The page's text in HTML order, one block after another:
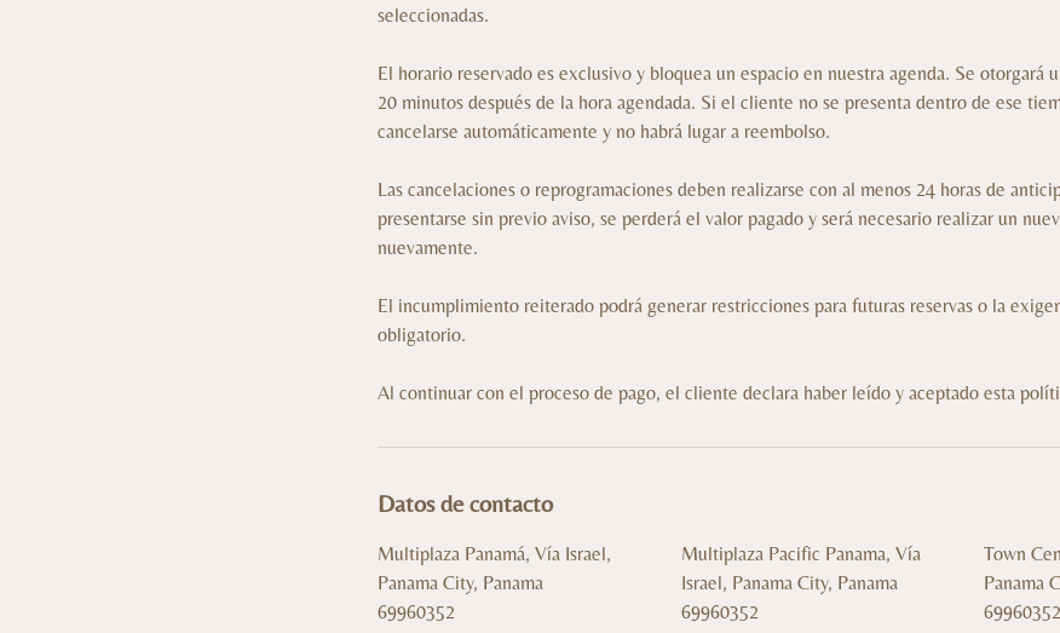
seleccionadas.
El horario reservado es exclusivo y bloquea un espacio en nuestra agenda. Se otorgará
20 minutos después de la hora agendada. Si el cliente no se presenta dentro de ese
cancelarse automáticamente y no habrá lugar a reembolso.
Las cancelaciones o reprogramaciones deben realizarse con al menos 24 horas de
presentarse sin previo aviso, se perderá el valor pagado y será necesario realizar un
nuevamente.
El incumplimiento reiterado podrá generar restricciones para futuras reservas o la
obligatorio.
Al continuar con el proceso de pago, el cliente declara haber leído y aceptado esta
Datos de contacto
Multiplaza Panamá, Vía Israel,
Panama City, Panama
69960352
Multiplaza Pacific Panama, Vía
Israel, Panama City, Panama
69960352
Town
Panama
69960352